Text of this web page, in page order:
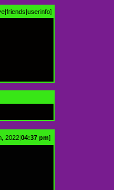
|friends|userinfo]
2022|04:37 pm]